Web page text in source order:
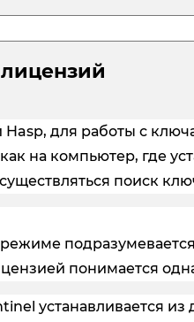
для работы с
на компьютер, где
поиск
понимается
устанавливается